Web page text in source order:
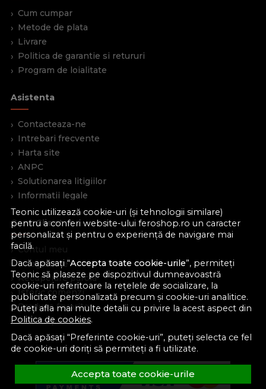
Teonic utilizează cookie-uri (și tehnologii similare)
pentru a conferi website-ului feroshop.ro un caracter
personalizat și pentru o experiență de navigare mai
facilă.
Dacă apăsați “Accepta toate cookie-urile”, permiteți
Teonic să plaseze pe dispozitivul dumneavoastră
cookie-uri referitoare la rețelele de socializare, la
publicitate personalizată precum și cookie-uri analitice.
Puteți afla mai multe detalii cu privire la acest aspect din
Politica de cookies.
Dacă apăsați “Preferinte cookie-uri”, puteți selecta ce fel
de cookie-uri doriți să permiteți a fi utilizate.
Accepta toate cookie-urile
Cum cumpar
Metode de plata
Livrare
Politica de garantie si retururi
Program de loialitate
Asistenta
Contacteaza-ne
Intrebari frecvente
Harta site
ANPC
Solutionarea litigiilor
Informatii legale
Cont Client
Contul meu
Inregistrare
Recuperare parola
Istoric comenzi
Produse favorite
Devino partener